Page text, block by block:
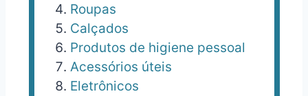
Roupas
Calçados
Produtos de higiene pessoal
Acessórios úteis
Eletrônicos